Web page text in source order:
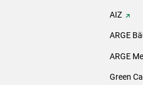
AIZ
ARGE
ARGE
Green